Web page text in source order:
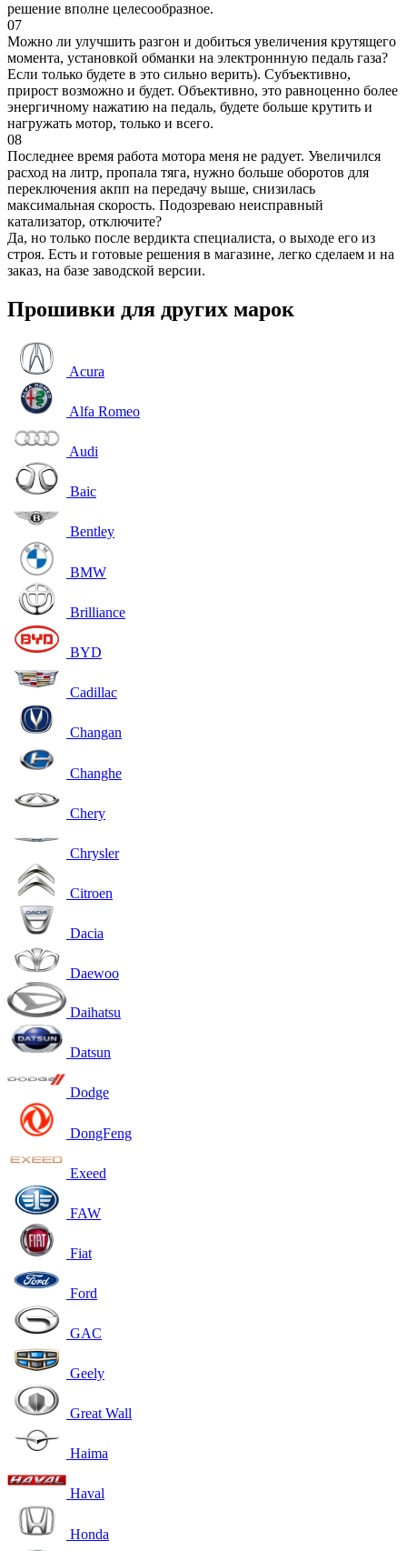
решение вполне целесообразное.
07
Можно ли улучшить разгон и добиться увеличения крутящего
момента, установкой обманки на электроннную педаль газа?
Если только будете в это сильно верить). Субъективно,
прирост возможно и будет. Объективно, это равноценно более
энергичному нажатию на педаль, будете больше крутить и
нагружать мотор, только и всего.
08
Последнее время работа мотора меня не радует. Увеличился
расход на литр, пропала тяга, нужно больше оборотов для
переключения акпп на передачу выше, снизилась
максимальная скорость. Подозреваю неисправный
катализатор, отключите?
Да, но только после вердикта специалиста, о выходе его из
строя. Есть и готовые решения в магазине, легко сделаем и на
заказ, на базе заводской версии.
Прошивки для других марок
Acura
Alfa Romeo
Audi
Baic
Bentley
BMW
Brilliance
BYD
Cadillac
Changan
Changhe
Chery
Chrysler
Citroen
Dacia
Daewoo
Daihatsu
Datsun
Dodge
DongFeng
Exeed
FAW
Fiat
Ford
GAC
Geely
Great Wall
Haima
Haval
Honda